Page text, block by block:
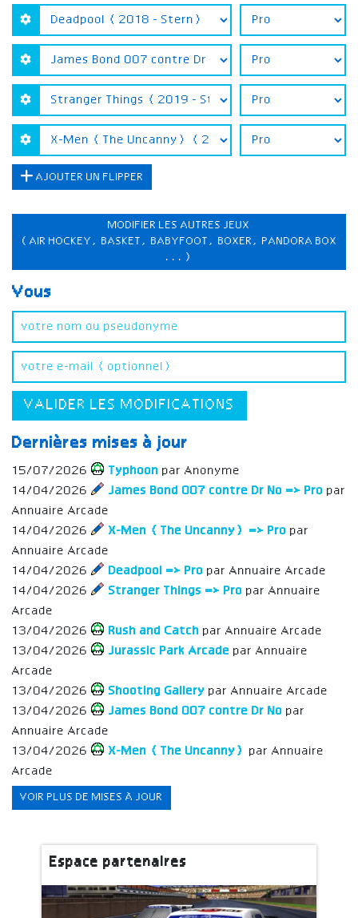
AJOUTER UN FLIPPER
MODIFIER LES AUTRES JEUX
(AIR HOCKEY, BASKET, BABYFOOT, BOXER, PANDORA BOX
...)
Vous
VALIDER LES MODIFICATIONS
Dernières mises à jour
15/07/2026 Typhoon par Anonyme
14/04/2026
James Bond 007 contre Dr No => Pro par
Annuaire Arcade
14/04/2026
X-Men (The Uncanny) => Pro par
Annuaire Arcade
14/04/2026
Deadpool => Pro par Annuaire Arcade
14/04/2026
Stranger Things => Pro par Annuaire
Arcade
13/04/2026
Rush and Catch par Annuaire Arcade
13/04/2026
Jurassic Park Arcade par Annuaire
Arcade
13/04/2026
Shooting Gallery par Annuaire Arcade
13/04/2026
James Bond 007 contre Dr No par
Annuaire Arcade
13/04/2026
X-Men (The Uncanny) par Annuaire
Arcade
VOIR PLUS DE MISES À JOUR
Espace partenaires